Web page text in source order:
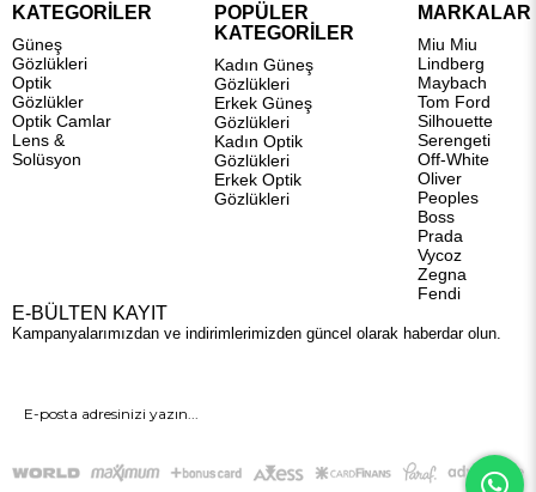
KATEGORİLER
Güneş
Gözlükleri
Optik
Gözlükler
Optik Camlar
Lens &
Solüsyon
POPÜLER
KATEGORİLER
Kadın Güneş
Gözlükleri
Erkek Güneş
Gözlükleri
Kadın Optik
Gözlükleri
Erkek Optik
Gözlükleri
MARKALAR
Miu Miu
Lindberg
Maybach
Tom Ford
Silhouette
Serengeti
Off-White
Oliver
Peoples
Boss
Prada
Vycoz
Zegna
Fendi
E-BÜLTEN KAYIT
Kampanyalarımızdan ve indirimlerimizden güncel olarak haberdar olun.
GÖNDER